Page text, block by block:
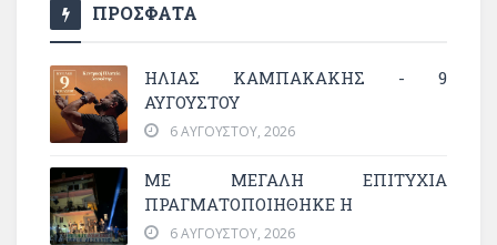
ΠΡΟΣΦΑΤΑ
ΗΛΙΑΣ ΚΑΜΠΑΚΑΚΗΣ - 9
ΑΥΓΟΥΣΤΟΥ
6 ΑΥΓΟΎΣΤΟΥ, 2026
ΜΕ ΜΕΓΆΛΗ ΕΠΙΤΥΧΊΑ
ΠΡΑΓΜΑΤΟΠΟΙΉΘΗΚΕ Η
6 ΑΥΓΟΎΣΤΟΥ, 2026